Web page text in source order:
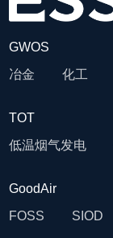
GWOS
冶金
化工
TOT
低温烟气发电
GoodAir
FOSS
SIOD